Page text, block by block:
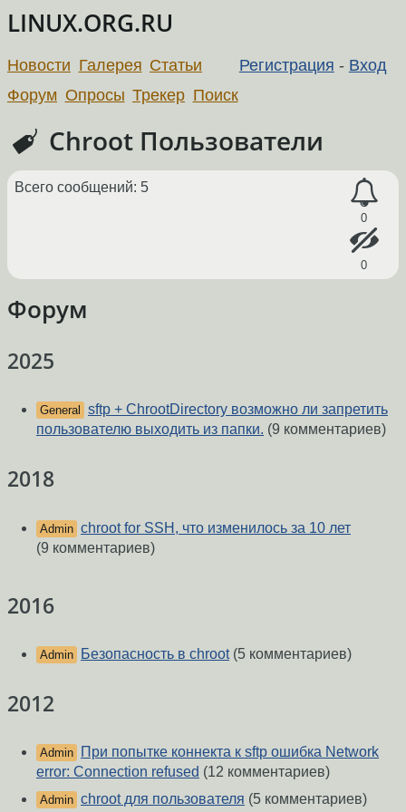
LINUX.ORG.RU
Регистрация - Вход
Новости Галерея Статьи
Форум Опросы Трекер Поиск
Chroot Пользователи
0
0
Всего сообщений: 5
Форум
2025
General
sftp + ChrootDirectory возможно ли запретить
пользователю выходить из папки. (9 комментариев)
2018
Admin chroot for SSH, что изменилось за 10 лет
(9 комментариев)
2016
Admin Безопасность в chroot(5 комментариев)
2012
Admin
При попытке коннекта к sftp ошибка Network
error: Connection refused (12 комментариев)
Admin chroot для пользователя (5 комментариев)